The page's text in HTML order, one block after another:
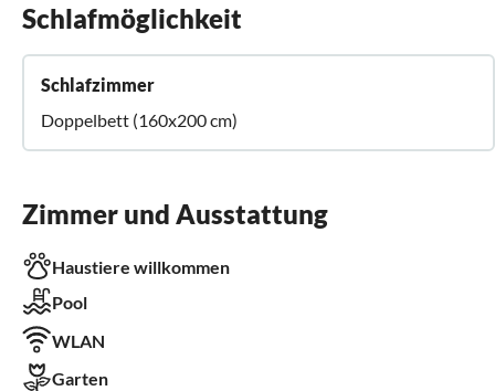
Schlafmöglichkeit
Schlafzimmer
Doppelbett (160x200 cm)
Zimmer und Ausstattung
Haustiere willkommen
Pool
WLAN
Garten